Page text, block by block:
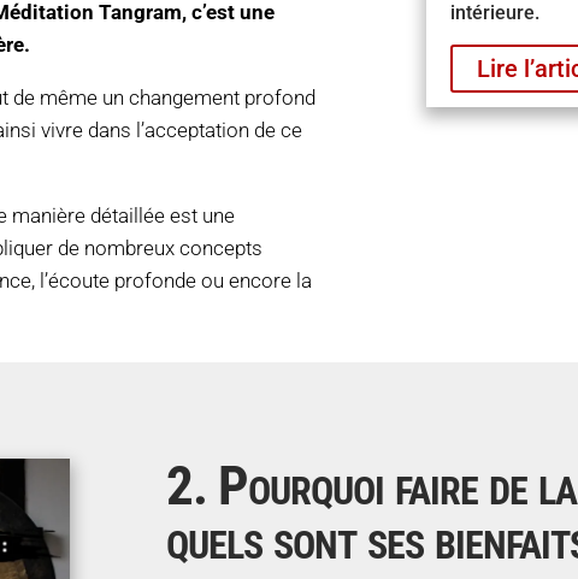
Tangram, c’est une
de même un changement profond
vivre dans l’acceptation de ce
manière détaillée est une
de nombreux concepts
l’écoute profonde ou encore la
intérieure.
Lire
2. Pourquoi faire de
quels sont ses